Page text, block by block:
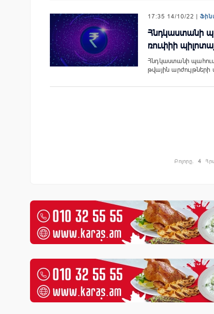
17:35 14/10/22 |
Հնդկաստանի
ռուփիի
Հնդկաստանի
թվային
Բոլորը. 4